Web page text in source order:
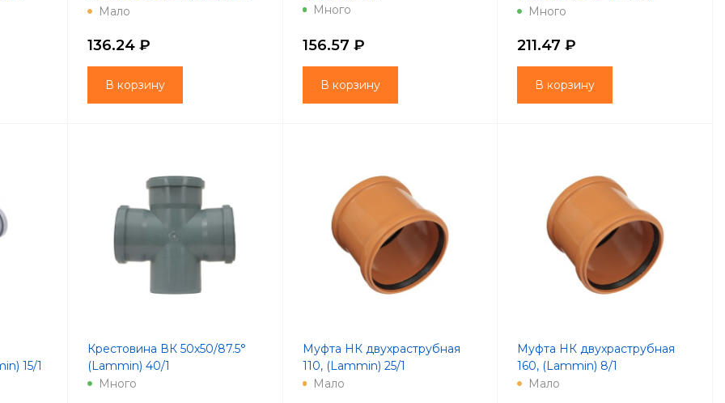
пл.) (Lammin) 8/1
Мало
136.24 ₽
В корзину
Много
156.57 ₽
В корзину
(Lammin) 10/1
Много
211.47 ₽
В корзину
15/1
Крестовина ВК 50х50/87.5°
(Lammin) 40/1
Много
Муфта НК двухраструбная
110, (Lammin) 25/1
Мало
Муфта НК двухраструбная
160, (Lammin) 8/1
Мало